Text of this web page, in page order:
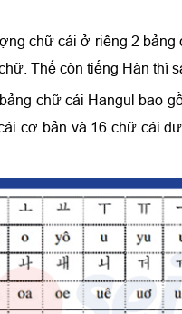
chữ cái ở riêng 2 bảng
Thế còn tiếng Hàn thì
chữ cái Hangul bao
cơ bản và 16 chữ cái